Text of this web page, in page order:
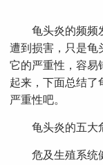
龟头炎的频频发
遭到损害，只是龟
它的严重性，容易
起来，下面总结了
严重性吧。
龟头炎的五大
危及生殖系统健